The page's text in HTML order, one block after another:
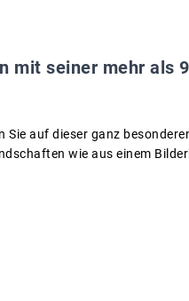
mit seiner mehr als
auf dieser ganz
wie aus einem